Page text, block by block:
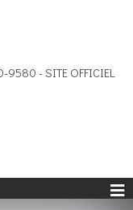
- SITE OFFICIEL